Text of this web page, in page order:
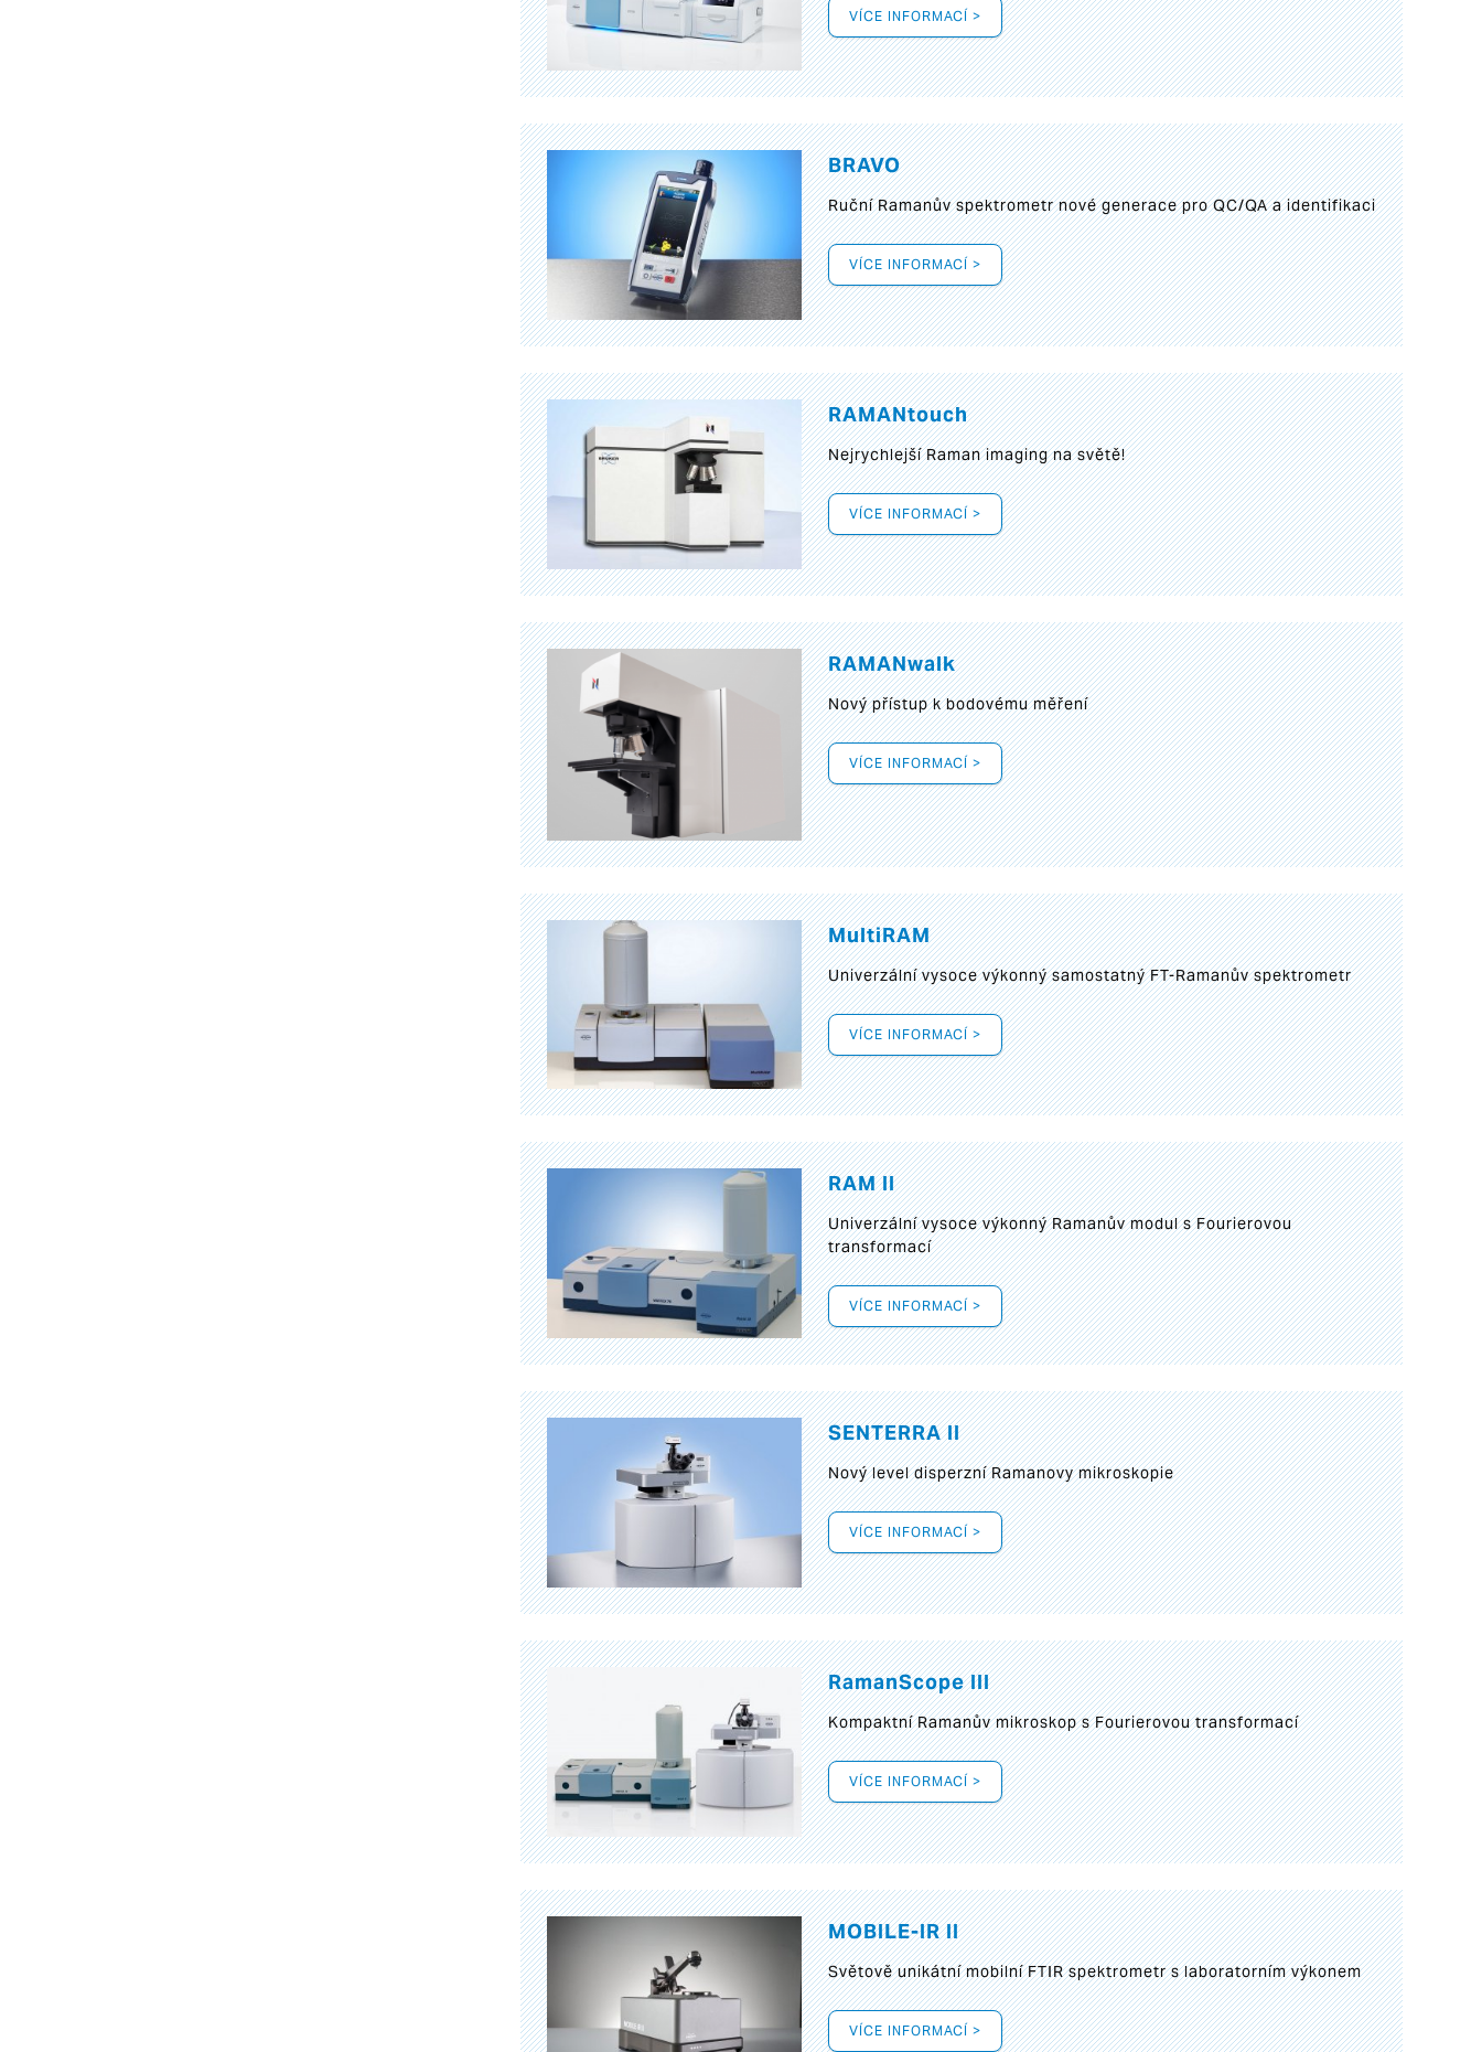
VÍCE INFORMACÍ >
BRAVO
Ruční Ramanův spektrometr nové generace pro QC/QA a identifikaci
VÍCE INFORMACÍ >
RAMANtouch
Nejrychlejší Raman imaging na světě!
VÍCE INFORMACÍ >
RAMANwalk
Nový přístup k bodovému měření
VÍCE INFORMACÍ >
MultiRAM
Univerzální vysoce výkonný samostatný FT-Ramanův spektrometr
VÍCE INFORMACÍ >
RAM II
Univerzální vysoce výkonný Ramanův modul s Fourierovou
transformací
VÍCE INFORMACÍ >
SENTERRA II
Nový level disperzní Ramanovy mikroskopie
VÍCE INFORMACÍ >
RamanScope III
Kompaktní Ramanův mikroskop s Fourierovou transformací
VÍCE INFORMACÍ >
MOBILE-IR II
Světově unikátní mobilní FTIR spektrometr s laboratorním výkonem
VÍCE INFORMACÍ >